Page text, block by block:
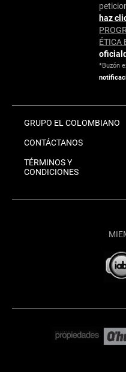
haz
ÉTICA
*Buzón
GRUPO EL COLOMBIANO
CONTÁCTANOS
TÉRMINOS Y
CONDICIONES